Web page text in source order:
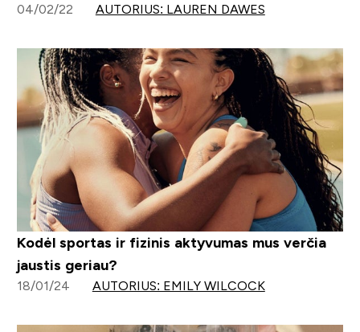
04/02/22 AUTORIUS: LAUREN DAWES
Kodėl sportas ir fizinis aktyvumas mus verčia
jaustis geriau?
18/01/24 AUTORIUS: EMILY WILCOCK